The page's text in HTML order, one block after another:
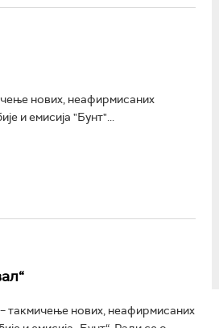
нових, неафирмисаних
и емисија "Бунт"...
такмичење нових, неафирмисаних